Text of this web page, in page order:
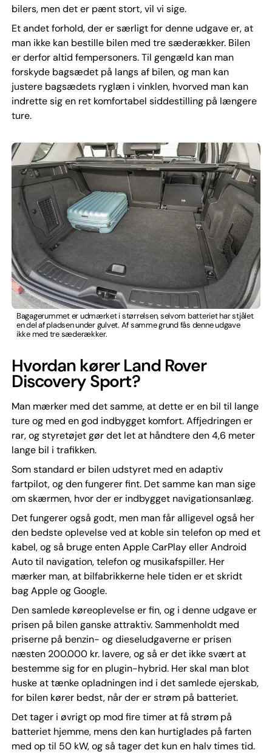
bilers, men det er pænt stort, vil vi sige.
Et andet forhold, der er særligt for denne udgave er, at
man ikke kan bestille bilen med tre sæderækker. Bilen
er derfor altid fempersoners. Til gengæld kan man
forskyde bagsædet på langs af bilen, og man kan
justere bagsædets ryglæn i vinklen, hvorved man kan
indrette sig en ret komfortabel siddestilling på længere
ture.
Bagagerummet er udmærket i størrelsen, selvom batteriet har stjålet
en del af pladsen under gulvet. Af samme grund fås denne udgave
ikke med tre sæderækker.
Hvordan kører Land Rover
Discovery Sport?
Man mærker med det samme, at dette er en bil til lange
ture og med en god indbygget komfort. Affjedringen er
rar, og styretøjet gør det let at håndtere den 4,6 meter
lange bil i trafikken.
Som standard er bilen udstyret med en adaptiv
fartpilot, og den fungerer fint. Det samme kan man sige
om skærmen, hvor der er indbygget navigationsanlæg.
Det fungerer også godt, men man får alligevel også her
den bedste oplevelse ved at koble sin telefon op med et
kabel, og så bruge enten Apple CarPlay eller Android
Auto til navigation, telefon og musikafspiller. Her
mærker man, at bilfabrikkerne hele tiden er et skridt
bag Apple og Google.
Den samlede køreoplevelse er fin, og i denne udgave er
prisen på bilen ganske attraktiv. Sammenholdt med
priserne på benzin- og dieseludgaverne er prisen
næsten 200.000 kr. lavere, og så er det ikke svært at
bestemme sig for en plugin-hybrid. Her skal man blot
huske at tænke opladningen ind i det samlede ejerskab,
for bilen kører bedst, når der er strøm på batteriet.
Det tager i øvrigt op mod fire timer at få strøm på
batteriet hjemme, mens den kan hurtiglades på farten
med op til 50 kW, og så tager det kun en halv times tid.